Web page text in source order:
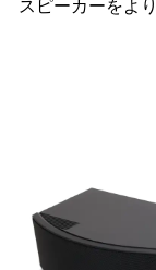
スピーカーをよ